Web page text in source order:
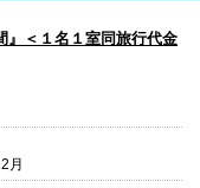
』＜１名１室同旅行代金
月